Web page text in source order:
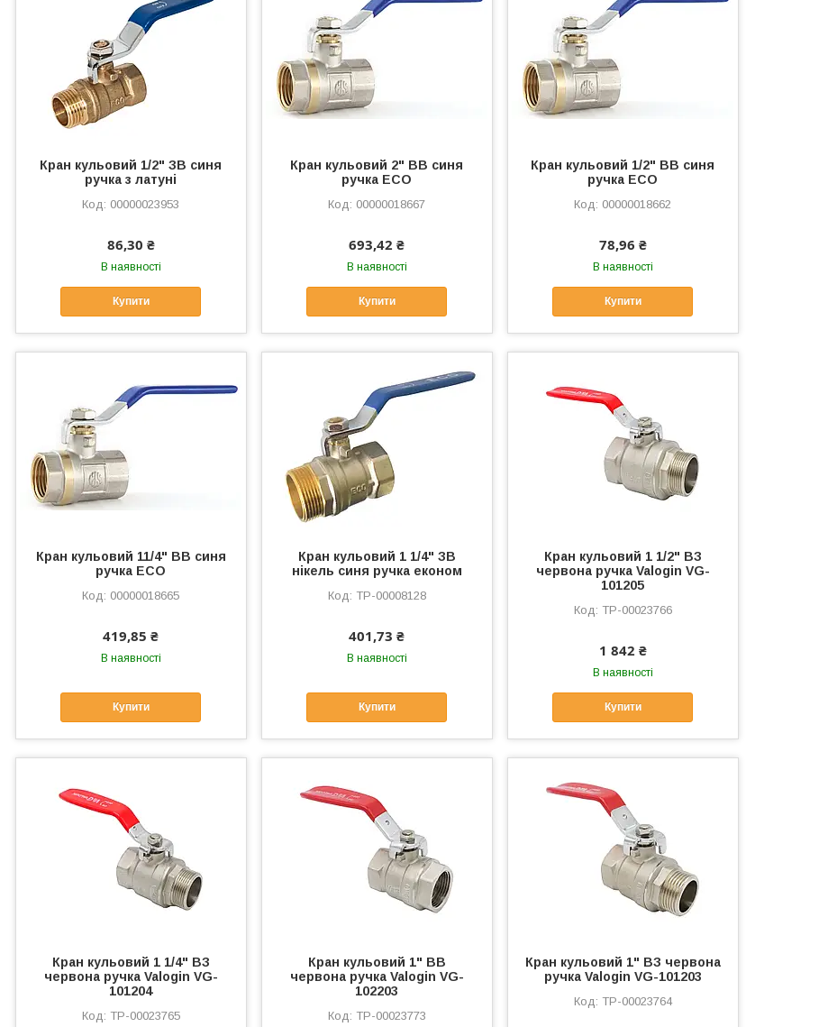
Кран кульовий 1/2" ЗВ синя
ручка з латуні
00000023953
86,30 ₴
В наявності
Купити
Кран кульовий 2" ВВ синя
ручка ЕСО
00000018667
693,42 ₴
В наявності
Купити
Кран кульовий 1/2" ВВ синя
ручка ЕСО
00000018662
78,96 ₴
В наявності
Купити
Кран кульовий 11/4" ВВ синя
ручка ЕСО
00000018665
419,85 ₴
В наявності
Купити
Кран кульовий 1 1/4" ЗВ
нікель синя ручка економ
ТР-00008128
401,73 ₴
В наявності
Купити
Кран кульовий 1 1/2" ВЗ
червона ручка Valogin VG-
101205
ТР-00023766
1 842 ₴
В наявності
Купити
Кран кульовий 1 1/4" ВЗ
червона ручка Valogin VG-
101204
ТР-00023765
Кран кульовий 1" ВВ
червона ручка Valogin VG-
102203
ТР-00023773
Кран кульовий 1" ВЗ червона
ручка Valogin VG-101203
ТР-00023764